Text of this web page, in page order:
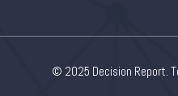
© 2025 Decision Report.